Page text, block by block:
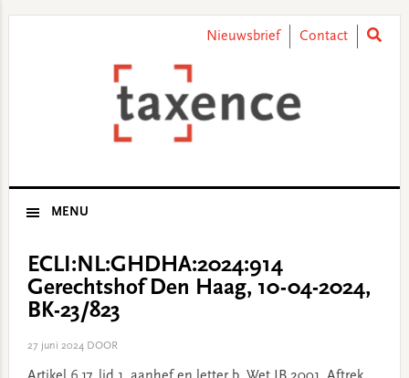
Nieuwsbrief Contact
MENU
ECLI:NL:GHDHA:2024:914
Gerechtshof Den Haag, 10-04-2024,
BK-23/823
27 juni 2024DOOR